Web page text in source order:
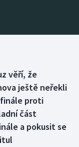
věří, že
ještě neřekli
proti
část
a pokusit se